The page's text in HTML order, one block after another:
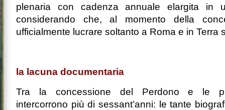
plenaria con cadenza annuale elargita in
considerando che, al momento della
ufficialmente lucrare soltanto a Roma e in Terra
la lacuna documentaria
Tra la concessione del Perdono e le
intercorrono più di sessant’anni: le tante